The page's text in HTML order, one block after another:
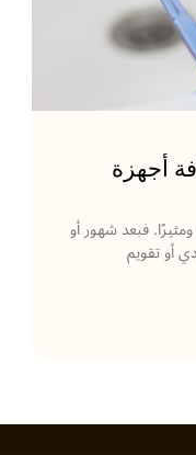
أجهزة
ومثيرًا. فبعد شهور أو
أو تقويم